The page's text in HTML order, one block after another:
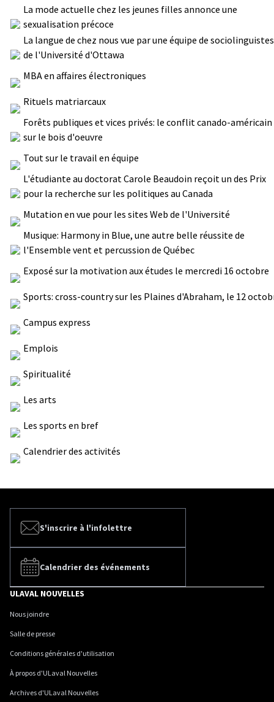
La mode actuelle chez les jeunes filles annonce une
sexualisation précoce
La langue de chez nous vue par une équipe de sociolinguistes
de l'Université d'Ottawa
MBA en affaires électroniques
Rituels matriarcaux
Forêts publiques et vices privés: le conflit canado-américain
sur le bois d'oeuvre
Tout sur le travail en équipe
L'étudiante au doctorat Carole Beaudoin reçoit un des Prix
pour la recherche sur les politiques au Canada
Mutation en vue pour les sites Web de l'Université
Musique: Harmony in Blue, une autre belle réussite de
l'Ensemble vent et percussion de Québec
Exposé sur la motivation aux études le mercredi 16 octobre
Sports: cross-country sur les Plaines d'Abraham, le 12
Campus express
Emplois
Spiritualité
Les arts
Les sports en bref
Calendrier des activités
S'inscrire à l'infolettre
Calendrier des événements
ULAVAL NOUVELLES
Nous joindre
Salle de presse
Conditions générales d'utilisation
À propos d'ULaval Nouvelles
Archives d'ULaval Nouvelles